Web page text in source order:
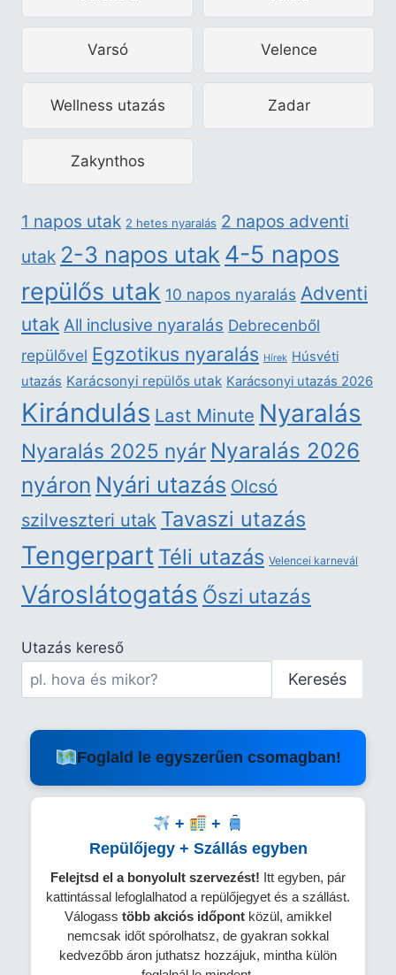
Varsó Velence
Wellness utazás Zadar
Zakynthos
1 napos utak 2 hetes nyaralás 2 napos adventi
utak 2-3 napos utak 4-5 napos
repülős utak 10 napos nyaralás Adventi
utak All inclusive nyaralás Debrecenből
repülővel Egzotikus nyaralás Hírek Húsvéti
utazás Karácsonyi repülős utak Karácsonyi utazás 2026
Kirándulás Last Minute Nyaralás
Nyaralás 2025 nyár Nyaralás 2026
nyáron Nyári utazás Olcsó
szilveszteri utak Tavaszi utazás
Tengerpart Téli utazás Velencei karnevál
Városlátogatás Őszi utazás
Utazás kereső
Keresés
Foglald le egyszerűen csomagban!
+
+
Repülőjegy + Szállás egyben
Felejtsd el a bonyolult szervezést! Itt egyben, pár
kattintással lefoglalhatod a repülőjegyet és a szállást.
Válogass több akciós időpont közül, amikkel
nemcsak időt spórolhatsz, de gyakran sokkal
kedvezőbb áron juthatsz hozzájuk, mintha külön